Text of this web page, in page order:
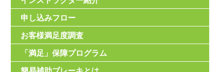
申し込みフロー
お客様満足度調査
「満足」保障プログラム